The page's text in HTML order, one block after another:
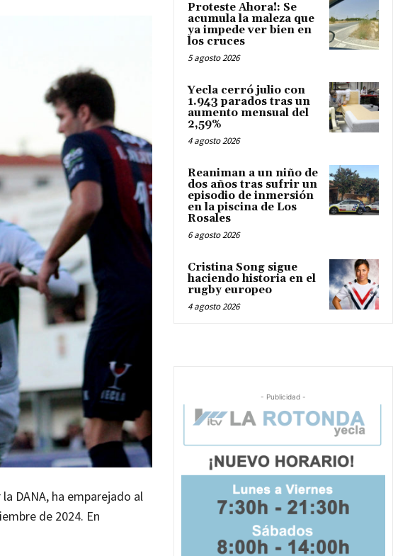
DANA, ha emparejado al
de 2024. En
Proteste Ahora!: Se
acumula la maleza que
ya impede ver bien en
los cruces
5 agosto 2026
Yecla cerró julio con
1.943 parados tras un
aumento mensual del
2,59%
4 agosto 2026
Reaniman a un niño de
dos años tras sufrir un
episodio de inmersión
en la piscina de Los
Rosales
6 agosto 2026
Cristina Song sigue
haciendo historia en el
rugby europeo
4 agosto 2026
- Publicidad -